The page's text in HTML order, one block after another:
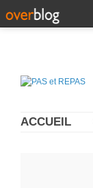
ACCUEIL